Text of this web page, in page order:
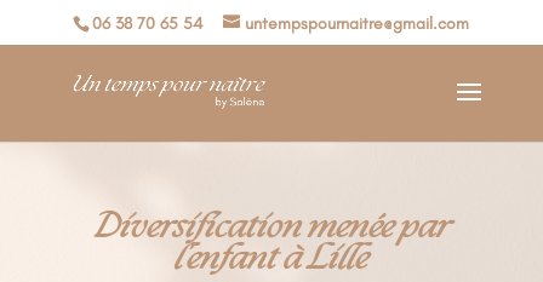
06 38 70 65 54 untempspournaitre@gmail.com
Diversification menée par
l’enfant à Lille